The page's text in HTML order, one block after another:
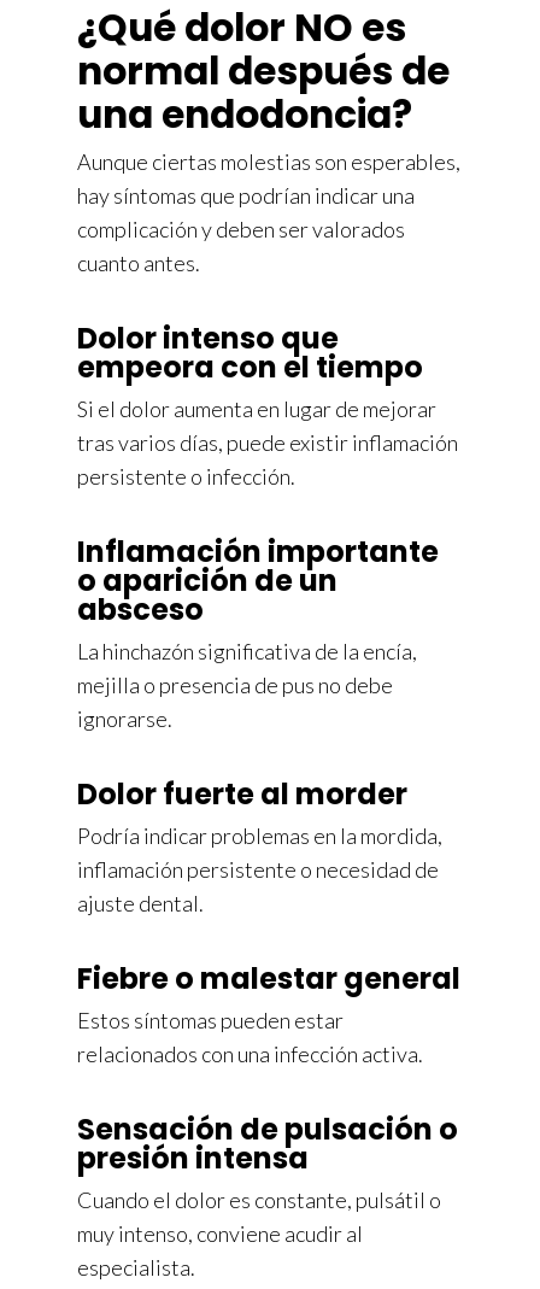
¿Qué dolor NO es
normal después de
una endodoncia?
Aunque ciertas molestias son esperables,
hay síntomas que podrían indicar una
complicación y deben ser valorados
cuanto antes.
Dolor intenso que
empeora con el tiempo
Si el dolor aumenta en lugar de mejorar
tras varios días, puede existir inflamación
persistente o infección.
Inflamación importante
o aparición de un
absceso
La hinchazón significativa de la encía,
mejilla o presencia de pus no debe
ignorarse.
Dolor fuerte al morder
Podría indicar problemas en la mordida,
inflamación persistente o necesidad de
ajuste dental.
Fiebre o malestar general
Estos síntomas pueden estar
relacionados con una infección activa.
Sensación de pulsación o
presión intensa
Cuando el dolor es constante, pulsátil o
muy intenso, conviene acudir al
especialista.